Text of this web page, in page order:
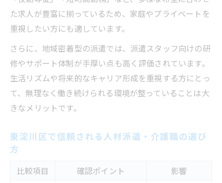
た求人が豊富に揃っているため、家庭やプライベートを
重視したい方にも適しています。
さらに、地域密着型の派遣では、派遣スタッフ向けの研
修やサポート体制が手厚い点も高く評価されています。
生活リズムや将来的なキャリア形成を重視する方にとっ
て、無理なく働き続けられる環境が整っていることは大
きなメリットです。
東淀川区で信頼される人材派遣・介護職の選び
方
比較項目 確認ポイント
影響